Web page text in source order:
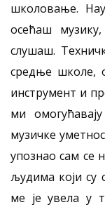
школовање.
осећаш
слушаш.
средње школе,
инструмент и
ми
музичке
упознао сам се
људима који су
ме је увела у